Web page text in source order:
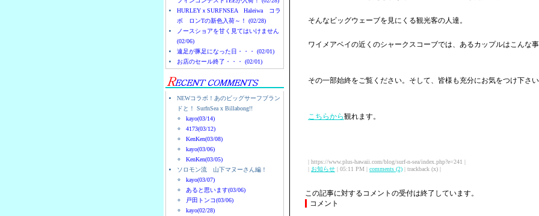
HURLEYｘSURFNSEA Haleiwa コラ
ボ ロンTの新色入荷～！ (02/28)
ノースショアを甘く見てはいけません
(02/06)
遠足が豚足になった日・・・ (02/01)
お店のセール終了・・・ (02/01)
NEWコラボ！あのビッグサーフブラン
ドと！ SurfnSea x Billabong!!
kayo(03/14)
4173(03/12)
KenKen(03/08)
kayo(03/06)
KenKen(03/05)
ソロモン流 山下マヌーさん編！
kayo(03/07)
あると思います(03/06)
戸田トンコ(03/06)
kayo(02/28)
そんなビッグウェーブを見にくる観光客の人達。
ワイメアベイの近くのシャークスコーブでは、あるカップルはこんな
その一部始終をご覧ください。そして、皆様も充分にお気をつけ下さ
こちらから観れます。
| https://www.plus-hawaii.com/blog/surf-n-sea/index.php?e=241 |
| お知らせ | 05:11 PM | comments (2) | trackback (x) |
この記事に対するコメントの受付は終了しています。
コメント